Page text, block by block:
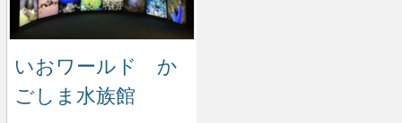
いおワールド か
ごしま水族館